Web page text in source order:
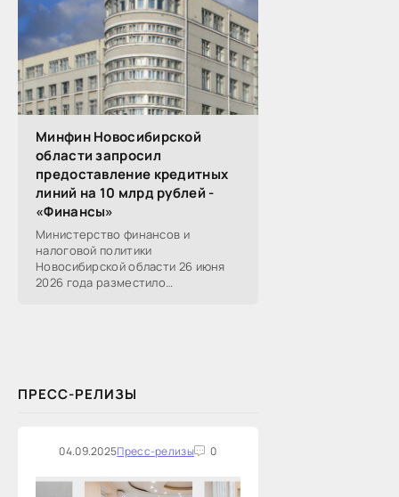
Минфин Новосибирской
области запросил
предоставление кредитных
линий на 10 млрд рублей -
«Финансы»
Министерство финансов и
налоговой политики
Новосибирской области 26 июня
2026 года разместило
ПРЕСС-РЕЛИЗЫ
04.09.2025Пресс-релизы 0